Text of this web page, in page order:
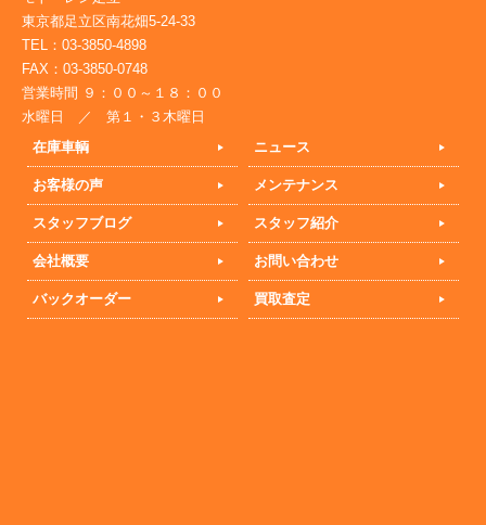
東京都足立区南花畑5-24-33
TEL：03-3850-4898
FAX：03-3850-0748
営業時間 ９：００～１８：００
水曜日 ／ 第１・３木曜日
在庫車輌
ニュース
お客様の声 メンテナンス
スタッフブログ スタッフ紹介
会社概要 お問い合わせ
バックオーダー 買取査定